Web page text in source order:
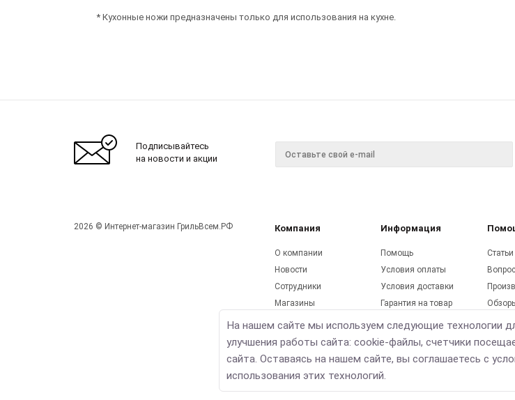
* Кухонные ножи предназначены только для использования на кухне.
Подписывайтесь
на новости и акции
2026 © Интернет-магазин ГрильВсем.РФ Компания Информация
О компании
Новости
Сотрудники
Магазины
Реквизиты
Мы на Youtube
Помощь
Условия оплаты
Условия доставки
Гарантия на товар
обработку персональных
Статьи
На нашем сайте мы используем следующие технологии
улучшения работы сайта: cookie-файлы, счетчики
сайта. Оставаясь на нашем сайте, вы соглашаетесь с
использования этих технологий.